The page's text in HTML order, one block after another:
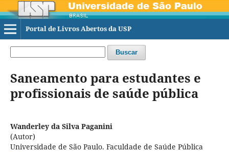
Portal de Livros Abertos da USP
Buscar
Saneamento para estudantes e
profissionais de saúde pública
Wanderley da Silva Paganini
(Autor)
Universidade de São Paulo. Faculdade de Saúde Pública